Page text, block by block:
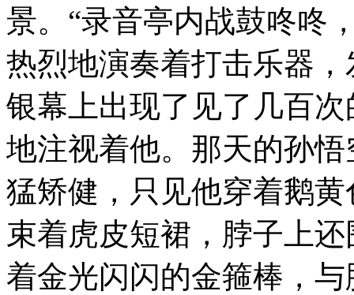
景。“录音亭内战鼓咚咚
热烈地演奏着打击乐器
银幕上出现了见了几百
地注视着他。那天的孙
猛矫健，只见他穿着鹅
束着虎皮短裙，脖子上
着金光闪闪的金箍棒，